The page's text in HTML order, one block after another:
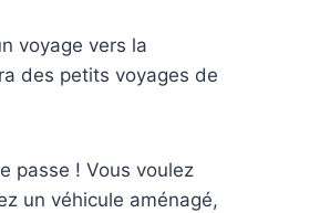
voyage vers la
des petits voyages de
passe ! Vous voulez
un véhicule aménagé,